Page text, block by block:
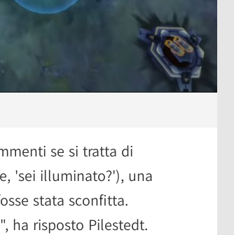
se si tratta di
'sei illuminato?'), una
stata sconfitta.
ha risposto Pilestedt.